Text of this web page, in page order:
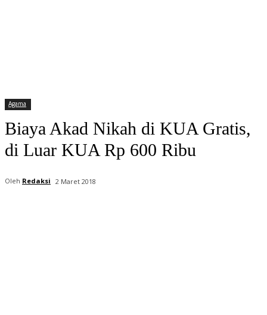
Agama
Biaya Akad Nikah di KUA Gratis,
di Luar KUA Rp 600 Ribu
Oleh Redaksi 2 Maret 2018